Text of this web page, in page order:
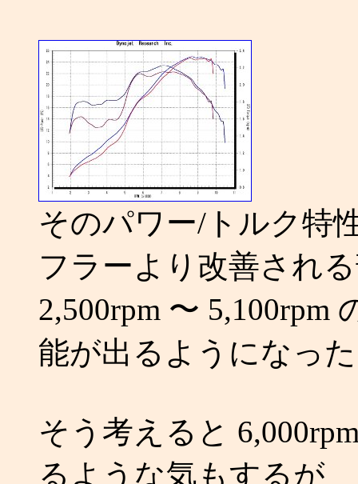
そのパワー/トルク特
フラーより改善され
2,500rpm 〜 5,100rpm
能が出るようになっ
そう考えると
るような気もするが